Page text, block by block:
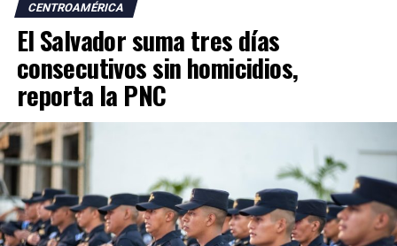
Las autoridades atribuyen a esta estrategia una
reducción significativa de los homicidios y de otros
delitos como las extorsiones y los robos.
Desde la llegada de Nayib Bukele a la Presidencia, en
junio de 2019, las estadísticas oficiales muestran una
tendencia descendente en los homicidios. Durante su
administración, la PNC contabiliza 1,288 jornadas sin
ADVERTISEMENT
CENTROAMÉRICA
El Salvador suma tres días
consecutivos sin homicidios,
reporta la PNC